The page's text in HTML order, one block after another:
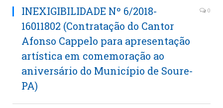
INEXIGIBILIDADE Nº 6/2018-
16011802 (Contratação do Cantor
Afonso Cappelo para apresentação
artística em comemoração ao
aniversário do Município de Soure-
PA)
0